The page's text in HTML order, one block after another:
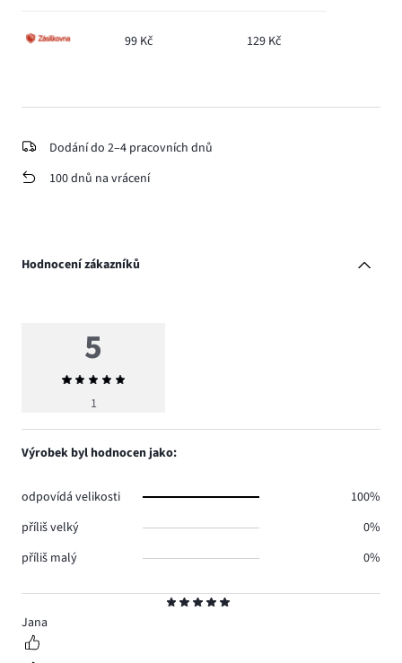
99 Kč 129 Kč
Dodání do 2–4 pracovních dnů
100 dnů na vrácení
Hodnocení zákazníků
5
Jana
5
Průměrné
hodnocení
1
Výrobek byl hodnocen jako:
odpovídá velikosti
100%
příliš velký
0%
příliš malý
0%